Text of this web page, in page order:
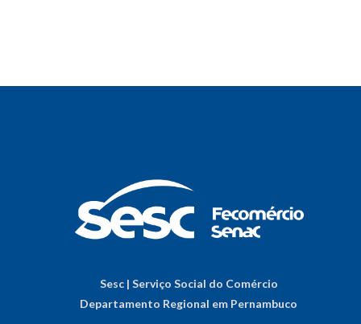
Sesc | Serviço Social do Comércio
Departamento Regional em Pernambuco